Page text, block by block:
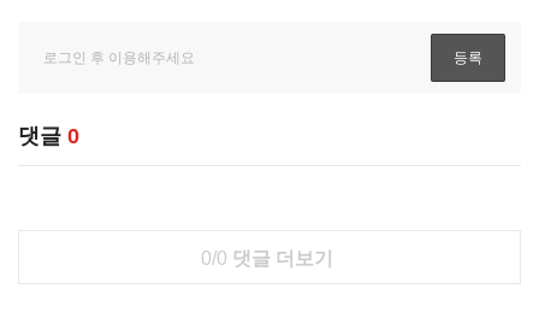
댓글 0
0/0 댓글 더보기